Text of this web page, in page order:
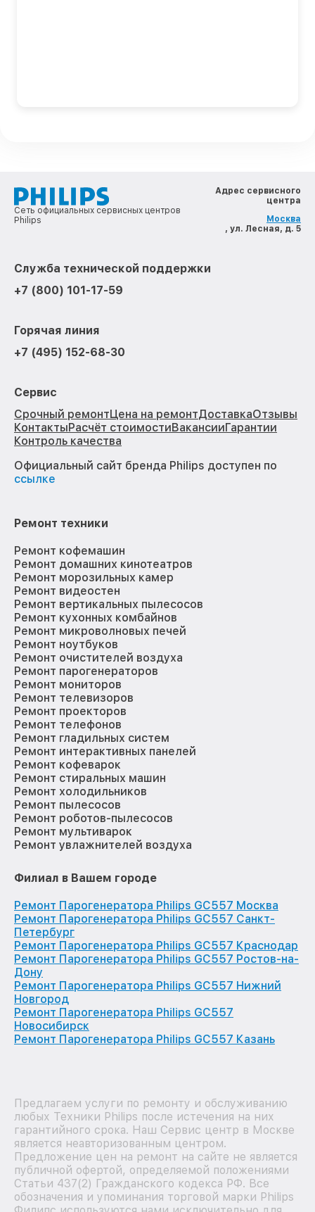
Сеть официальных сервисных центров
Philips
Адрес сервисного
центра
Москва
, ул. Лесная, д. 5
Служба технической поддержки
+7 (800) 101-17-59
Горячая линия
+7 (495) 152-68-30
Сервис
Срочный ремонтЦена на ремонтДоставкаОтзывы
КонтактыРасчёт стоимостиВакансииГарантии
Контроль качества
Официальный сайт бренда Philips доступен по
ссылке
Ремонт техники
Ремонт кофемашин
Ремонт домашних кинотеатров
Ремонт морозильных камер
Ремонт видеостен
Ремонт вертикальных пылесосов
Ремонт кухонных комбайнов
Ремонт микроволновых печей
Ремонт ноутбуков
Ремонт очистителей воздуха
Ремонт парогенераторов
Ремонт мониторов
Ремонт телевизоров
Ремонт проекторов
Ремонт телефонов
Ремонт гладильных систем
Ремонт интерактивных панелей
Ремонт кофеварок
Ремонт стиральных машин
Ремонт холодильников
Ремонт пылесосов
Ремонт роботов-пылесосов
Ремонт мультиварок
Ремонт увлажнителей воздуха
Филиал в Вашем городе
Ремонт Парогенератора Philips GC557 Москва
Ремонт Парогенератора Philips GC557 Санкт-
Петербург
Ремонт Парогенератора Philips GC557 Краснодар
Ремонт Парогенератора Philips GC557 Ростов-на-
Дону
Ремонт Парогенератора Philips GC557 Нижний
Новгород
Ремонт Парогенератора Philips GC557
Новосибирск
Ремонт Парогенератора Philips GC557 Казань
Предлагаем услуги по ремонту и обслуживанию
любых Техники Philips после истечения на них
гарантийного срока. Наш Сервис центр в Москве
является неавторизованным центром.
Предложение цен на ремонт на сайте не является
публичной офертой, определяемой положениями
Статьи 437(2) Гражданского кодекса РФ. Все
обозначения и упоминания торговой марки Philips